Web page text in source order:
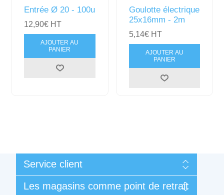
Entrée Ø 20 - 100u
12,90€ HT
AJOUTER AU
PANIER
Goulotte électrique
25x16mm - 2m
5,14€ HT
AJOUTER AU
PANIER
Service client
Mes commandes
Les magasins comme point de retrait